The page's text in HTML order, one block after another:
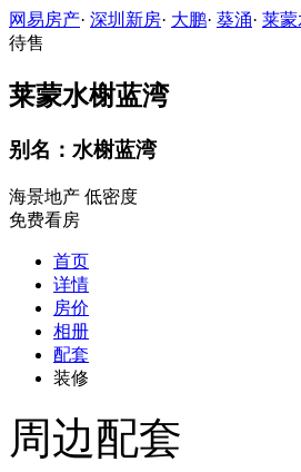
网易房产· 深圳新房· 大鹏· 葵涌· 莱
待售
莱蒙水榭蓝湾
别名：水榭蓝湾
海景地产 低密度
免费看房
首页
详情
房价
相册
配套
装修
周边配套